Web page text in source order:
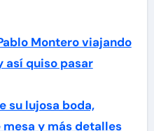
Montero viajando
así quiso pasar
su lujosa boda,
y más detalles